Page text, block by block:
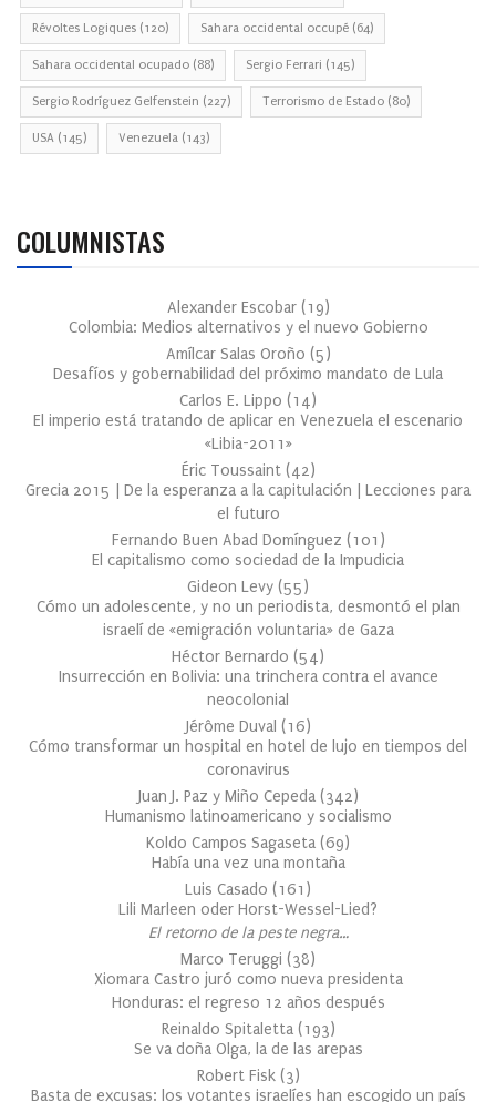
Révoltes Logiques (120) Sahara occidental occupé (64)
Sahara occidental ocupado (88) Sergio Ferrari (145)
Sergio Rodríguez Gelfenstein (227) Terrorismo de Estado (80)
USA (145) Venezuela (143)
COLUMNISTAS
Alexander Escobar (19)
Colombia: Medios alternativos y el nuevo Gobierno
Amílcar Salas Oroño (5)
Desafíos y gobernabilidad del próximo mandato de Lula
Carlos E. Lippo (14)
El imperio está tratando de aplicar en Venezuela el escenario
«Libia-2011»
Éric Toussaint (42)
Grecia 2015 | De la esperanza a la capitulación | Lecciones para
el futuro
Fernando Buen Abad Domínguez (101 )
El capitalismo como sociedad de la Impudicia
Gideon Levy (55)
Cómo un adolescente, y no un periodista, desmontó el plan
israelí de «emigración voluntaria» de Gaza
Héctor Bernardo (54)
Insurrección en Bolivia: una trinchera contra el avance
neocolonial
Jérôme Duval (16)
Cómo transformar un hospital en hotel de lujo en tiempos del
coronavirus
Juan J. Paz y Miño Cepeda (342)
Humanismo latinoamericano y socialismo
Koldo Campos Sagaseta (69)
Había una vez una montaña
Luis Casado (161 )
Lili Marleen oder Horst-Wessel-Lied?
El retorno de la peste negra…
Marco Teruggi (38)
Xiomara Castro juró como nueva presidenta
Honduras: el regreso 12 años después
Reinaldo Spitaletta (193)
Se va doña Olga, la de las arepas
Robert Fisk (3)
Basta de excusas: los votantes israelíes han escogido un país